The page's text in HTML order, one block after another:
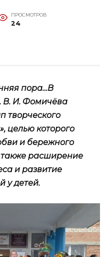
ПРОСМОТРОВ
24
пора…В
В. И. Фомичёва
творческого
целью которого
и бережного
расширение
и развитие
у детей.